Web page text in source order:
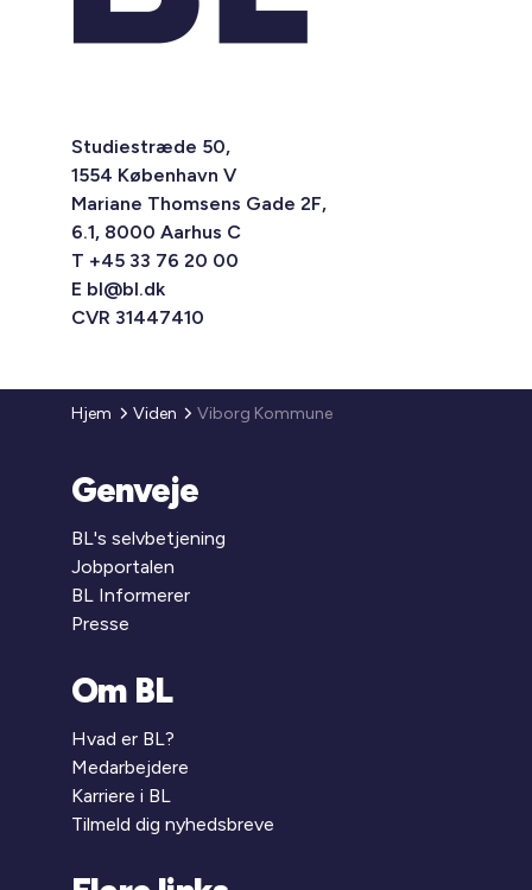
Studiestræde 50,
1554 København V
Mariane Thomsens Gade 2F,
6.1, 8000 Aarhus C
T +45 33 76 20 00
E bl@bl.dk
CVR 31447410
Hjem Viden Viborg Kommune
Genveje
BL's selvbetjening
Jobportalen
BL Informerer
Presse
Om BL
Hvad er BL?
Medarbejdere
Karriere i BL
Tilmeld dig nyhedsbreve